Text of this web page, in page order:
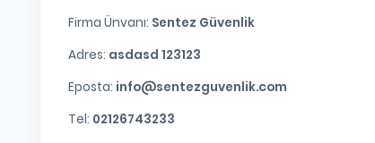
Firma Ünvanı: Sentez Güvenlik
Adres: asdasd 123123
Eposta: info@sentezguvenlik.com
Tel: 02126743233